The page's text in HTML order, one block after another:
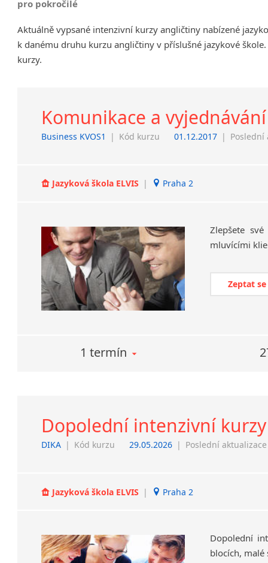
Děčín
Hodonín
Prostějov
Sedlčany
Tišnov
pro pokročilé
Aktuálně vypsané intenzivní kurzy angličtiny nabízené
k danému druhu kurzu angličtiny v příslušné jazykové
kurzy.
Komunikace a
Business KVOS1 | Kód kurzu 01.12.2017 | Poslední
Jazyková škola ELVIS | Praha 2
Zlepšete své
mluvícími
Zeptat
1 termín
Dopolední intenzivní
DIKA | Kód kurzu 29.05.2026 | Poslední aktualizace
Jazyková škola ELVIS | Praha 2
Dopolední
blocích, malé